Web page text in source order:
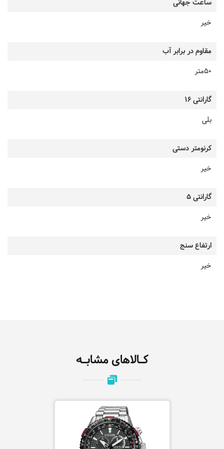
ساعت جهانی
خیر
مقاوم در برابر آب
50متر
گارانتی 16
بلی
کرنومتر دستی
خیر
گارانتی 5
خیر
ارتفاع سنج
خیر
کـالاهای مشابـه